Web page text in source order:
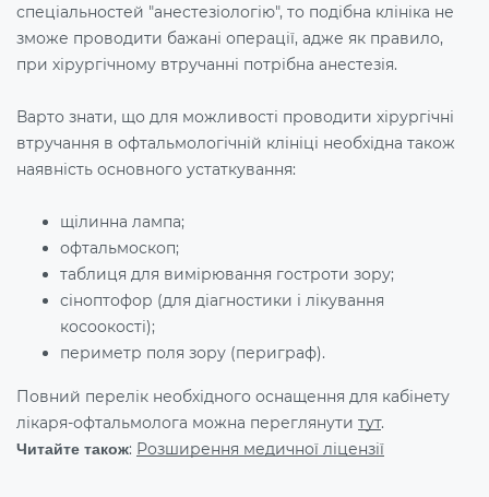
спеціальностей "анестезіологію", то подібна клініка не
зможе проводити бажані операції, адже як правило,
при хірургічному втручанні потрібна анестезія.
Варто знати, що для можливості проводити хірургічні
втручання в офтальмологічній клініці необхідна також
наявність основного устаткування:
щілинна лампа;
офтальмоскоп;
таблиця для вимірювання гостроти зору;
сіноптофор (для діагностики і лікування
косоокості);
периметр поля зору (периграф).
Повний перелік необхідного оснащення для кабінету
лікаря-офтальмолога можна переглянути тут.
Читайте також: Розширення медичної ліцензії